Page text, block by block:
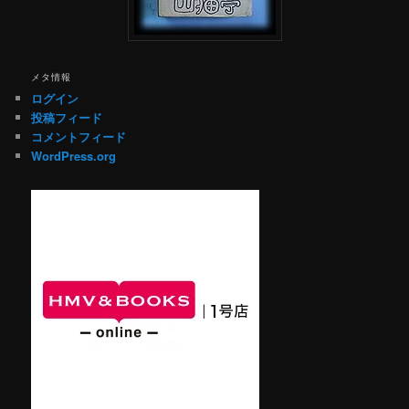
メタ情報
ログイン
投稿フィード
コメントフィード
WordPress.org